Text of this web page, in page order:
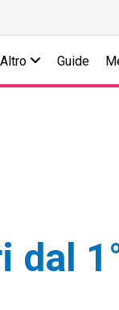
Altro Guide